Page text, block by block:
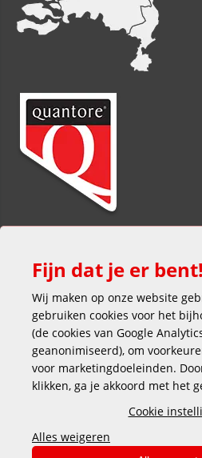
Veilig en
Fijn dat je er bent!
Wij maken op onze website
gebruiken cookies voor het
(de cookies van Google
geanonimiseerd), om
voor marketingdoeleinden.
klikken, ga je akkoord met het
Cookie
Alles weigeren